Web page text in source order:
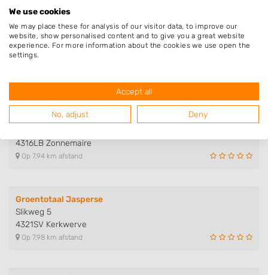
Hoveniersbedrijf Otte
Lage Rampertseweg 5
4307NN Oosterland
Van de Velde Groenverzorging
4316LB Zonnemaire
Op 7,94 km afstand
Groentotaal Jasperse
Slikweg 5
4321SV Kerkwerve
Op 7,98 km afstand
We use cookies
We may place these for analysis of our visitor data, to improve our
website, show personalised content and to give you a great website
experience. For more information about the cookies we use open the
settings.
Accept all
No, adjust Deny